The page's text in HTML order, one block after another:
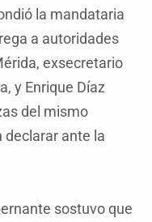
la mandataria
a autoridades
exsecretario
y Enrique Díaz
del mismo
declarar ante la
sostuvo que